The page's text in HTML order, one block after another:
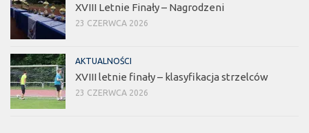
XVIII Letnie Finały – Nagrodzeni
23 CZERWCA 2026
AKTUALNOŚCI
XVIII letnie finały – klasyfikacja strzelców
23 CZERWCA 2026